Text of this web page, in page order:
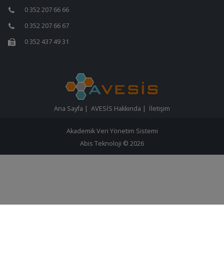
0 352 207 66 66
0 352 207 66 67
0 352 437 49 31
Ana Sayfa | AVESİS Hakkında | İletişim
Akademik Veri Yönetim Sistemi
Abis Teknoloji © 2026